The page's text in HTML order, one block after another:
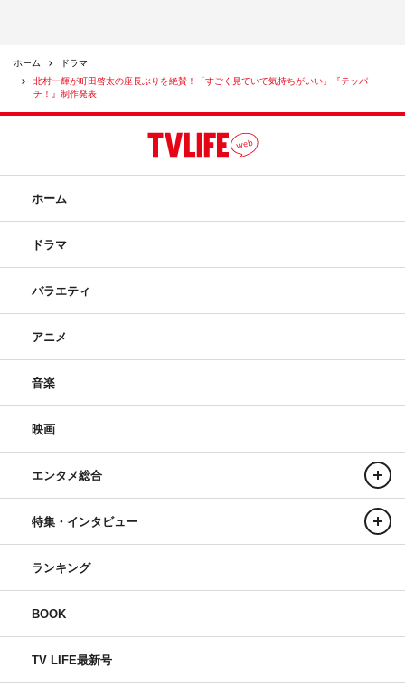
白石麻衣
ホーム
ドラマ
北村一輝が町田啓太の座長ぶりを絶賛！「すごく見ていて気持ちがいい」『テッパ
チ！』制作発表
ホーム
ドラマ
バラエティ
アニメ
音楽
映画
エンタメ総合
特集・インタビュー
ランキング
BOOK
TV LIFE最新号